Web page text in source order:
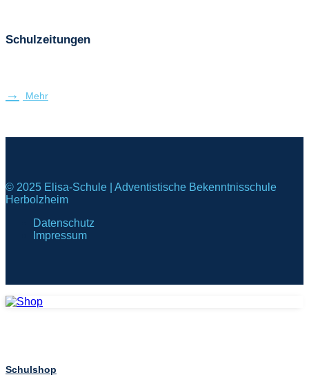
Schulzeitungen
Mehr
© 2025 Elisa-Schule | Adventistische Bekenntnisschule
Herbolzheim
Datenschutz
Impressum
Schulshop